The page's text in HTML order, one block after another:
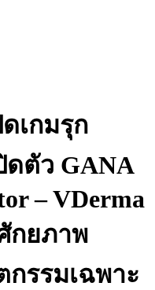
ดเกมรุก
ตัว GANA
– VDerma
กยภาพ
รรมเฉพาะ